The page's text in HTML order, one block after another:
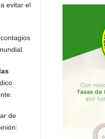
evitar el
de